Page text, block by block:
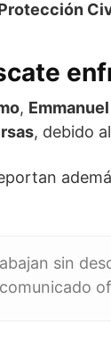
,
, debido al
sin